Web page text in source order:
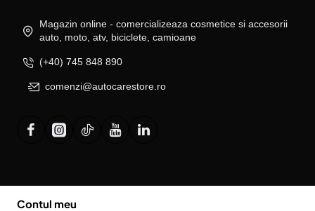
Magazin online - comercializeaza cosmetice si accesorii
auto, moto, atv, biciclete, camioane
(+40) 745 848 890
comenzi@autocarestore.ro
Contul meu